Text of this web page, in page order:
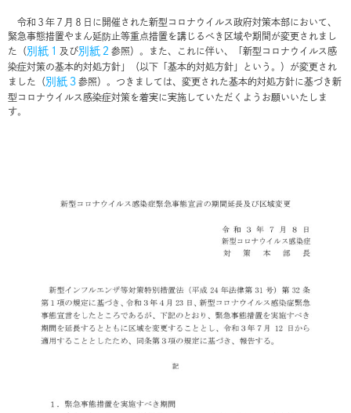
令和３年７月８日に開催された新型コロナウイルス政府対策本部において、
緊急事態措置やまん延防止等重点措置を講じるべき区域や期間が変更されまし
た（別紙１ 及び別紙２ 参照）。また、これに伴い、「新型コロナウイルス感
染症対策の基本的対処方針」（以下「基本的対処方針」という。）が変更され
ました（別紙３ 参照）。つきましては、変更された基本的対処方針に基づき新
型コロナウイルス感染症対策を着実に実施していただくようお願いいたしま
す。